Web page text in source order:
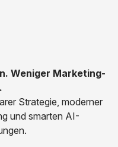
Weniger Marketing-
Strategie, moderner
und smarten AI-